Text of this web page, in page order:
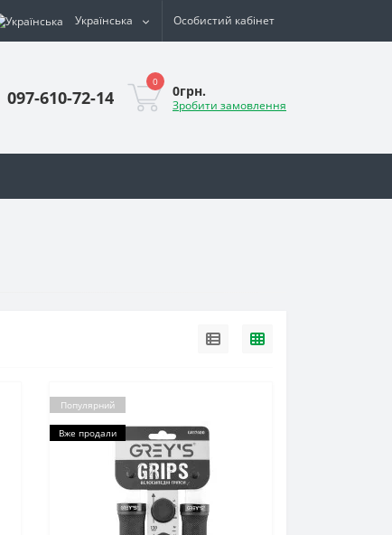
Українська Особистий кабінет
097-610-72-14
0
0грн.
Зробити замовлення
Популярний
Вже продали